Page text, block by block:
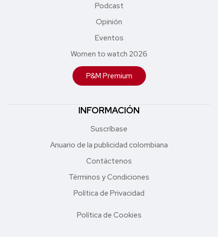
Podcast
Opinión
Eventos
Women to watch 2026
P&M Premium
INFORMACIÓN
Suscríbase
Anuario de la publicidad colombiana
Contáctenos
Términos y Condiciones
Política de Privacidad
Política de Cookies